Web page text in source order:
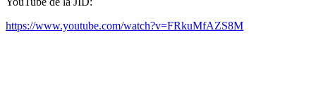
https://www.youtube.com/watch?v=FRkuMfAZS8M